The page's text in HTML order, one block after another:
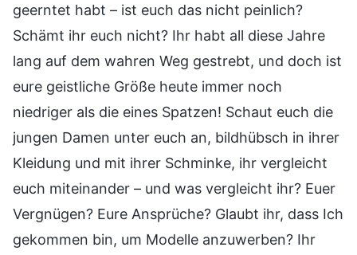
geerntet habt – ist euch das nicht peinlich?
Schämt ihr euch nicht? Ihr habt all diese Jahre
lang auf dem wahren Weg gestrebt, und doch ist
eure geistliche Größe heute immer noch
niedriger als die eines Spatzen! Schaut euch die
jungen Damen unter euch an, bildhübsch in ihrer
Kleidung und mit ihrer Schminke, ihr vergleicht
euch miteinander – und was vergleicht ihr? Euer
Vergnügen? Eure Ansprüche? Glaubt ihr, dass Ich
gekommen bin, um Modelle anzuwerben? Ihr